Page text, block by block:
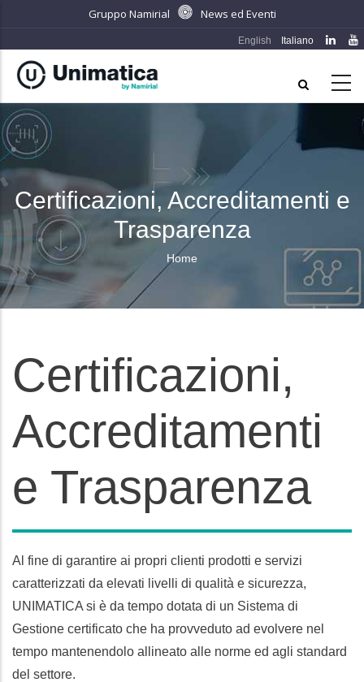
principale
Gruppo Namirial News ed Eventi
Italiano
English
Certificazioni, Accreditamenti e
Trasparenza
Briciole
Home
Certificazioni,
Accreditamenti
e Trasparenza
Al fine di garantire ai propri clienti prodotti e servizi
caratterizzati da elevati livelli di qualità e sicurezza,
UNIMATICA si è da tempo dotata di un Sistema di
Gestione certificato che ha provveduto ad evolvere nel
tempo mantenendolo allineato alle norme ed agli standard
del settore.